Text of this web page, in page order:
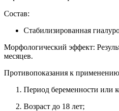
Состав:
Стабилизированная
Морфологический эффект:
месяцев.
Противопоказания к
Период беременности или
Возраст до 18 лет;